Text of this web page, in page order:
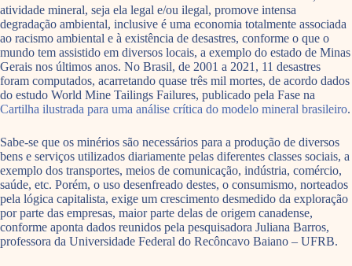
atividade mineral, seja ela legal e/ou ilegal, promove intensa
degradação ambiental, inclusive é uma economia totalmente associada
ao racismo ambiental e à existência de desastres, conforme o que o
mundo tem assistido em diversos locais, a exemplo do estado de Minas
Gerais nos últimos anos. No Brasil, de 2001 a 2021, 11 desastres
foram computados, acarretando quase três mil mortes, de acordo dados
do estudo World Mine Tailings Failures, publicado pela Fase na
Cartilha ilustrada para uma análise crítica do modelo mineral brasileiro.
Sabe-se que os minérios são necessários para a produção de diversos
bens e serviços utilizados diariamente pelas diferentes classes sociais, a
exemplo dos transportes, meios de comunicação, indústria, comércio,
saúde, etc. Porém, o uso desenfreado destes, o consumismo, norteados
pela lógica capitalista, exige um crescimento desmedido da exploração
por parte das empresas, maior parte delas de origem canadense,
conforme aponta dados reunidos pela pesquisadora Juliana Barros,
professora da Universidade Federal do Recôncavo Baiano – UFRB.